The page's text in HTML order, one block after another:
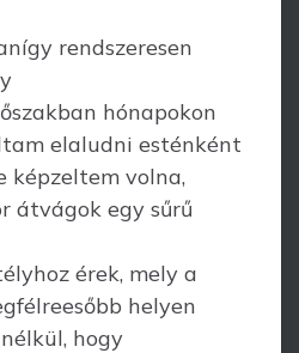
rendszeresen
hónapokon
elaludni esténként
képzeltem volna,
átvágok egy sűrű
érek, mely a
helyen
hogy